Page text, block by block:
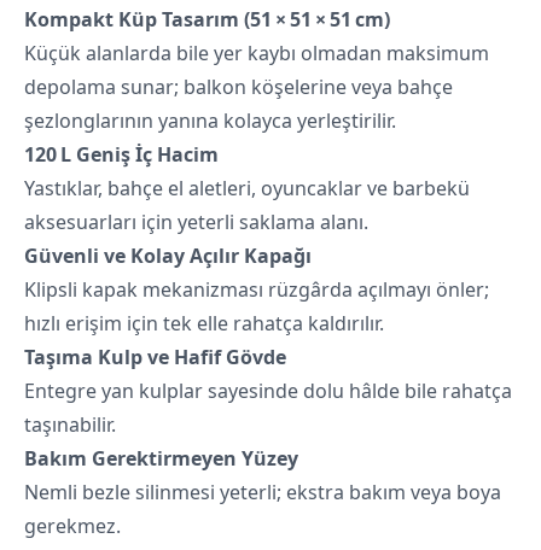
Kompakt Küp Tasarım (51 × 51 × 51 cm)
Küçük alanlarda bile yer kaybı olmadan maksimum
depolama sunar; balkon köşelerine veya bahçe
şezlonglarının yanına kolayca yerleştirilir.
120 L Geniş İç Hacim
Yastıklar, bahçe el aletleri, oyuncaklar ve barbekü
aksesuarları için yeterli saklama alanı.
Güvenli ve Kolay Açılır Kapağı
Klipsli kapak mekanizması rüzgârda açılmayı önler;
hızlı erişim için tek elle rahatça kaldırılır.
Taşıma Kulp ve Hafif Gövde
Entegre yan kulplar sayesinde dolu hâlde bile rahatça
taşınabilir.
Bakım Gerektirmeyen Yüzey
Nemli bezle silinmesi yeterli; ekstra bakım veya boya
gerekmez.